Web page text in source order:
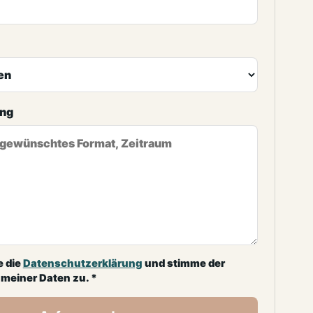
dieDatenschutzerklärung und stimme der
Daten zu. *